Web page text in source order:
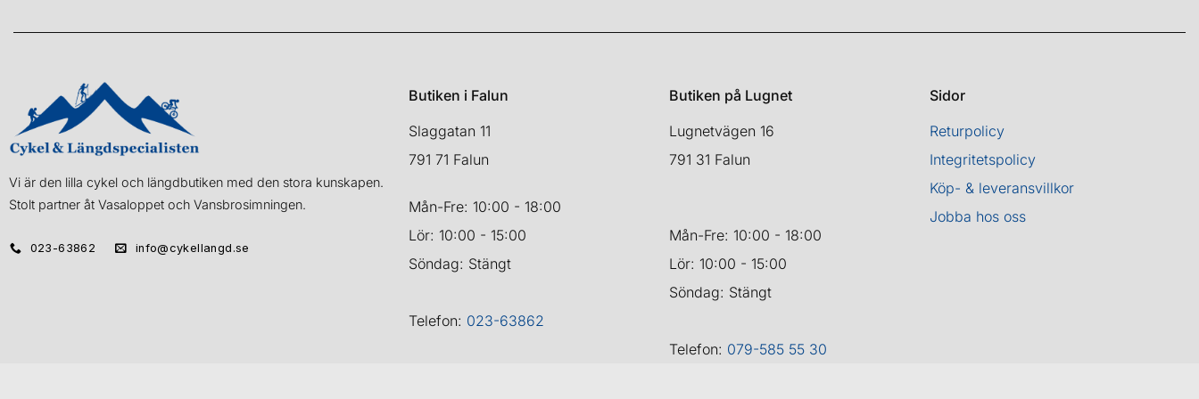
Vi är den lilla cykel och längdbutiken med den stora kunskapen.
Stolt partner åt Vasaloppet och Vansbrosimningen.
023-63862 info@cykellangd.se
Butiken i Falun
Slaggatan 11
791 71 Falun
Mån-Fre: 10:00 - 18:00
Lör: 10:00 - 15:00
Söndag: Stängt
Telefon: 023-63862
Butiken på Lugnet
Lugnetvägen 16
791 31 Falun
Mån-Fre: 10:00 - 18:00
Lör: 10:00 - 15:00
Söndag: Stängt
Telefon: 079-585 55 30
Sidor
Returpolicy
Integritetspolicy
Köp- & leveransvillkor
Jobba hos oss